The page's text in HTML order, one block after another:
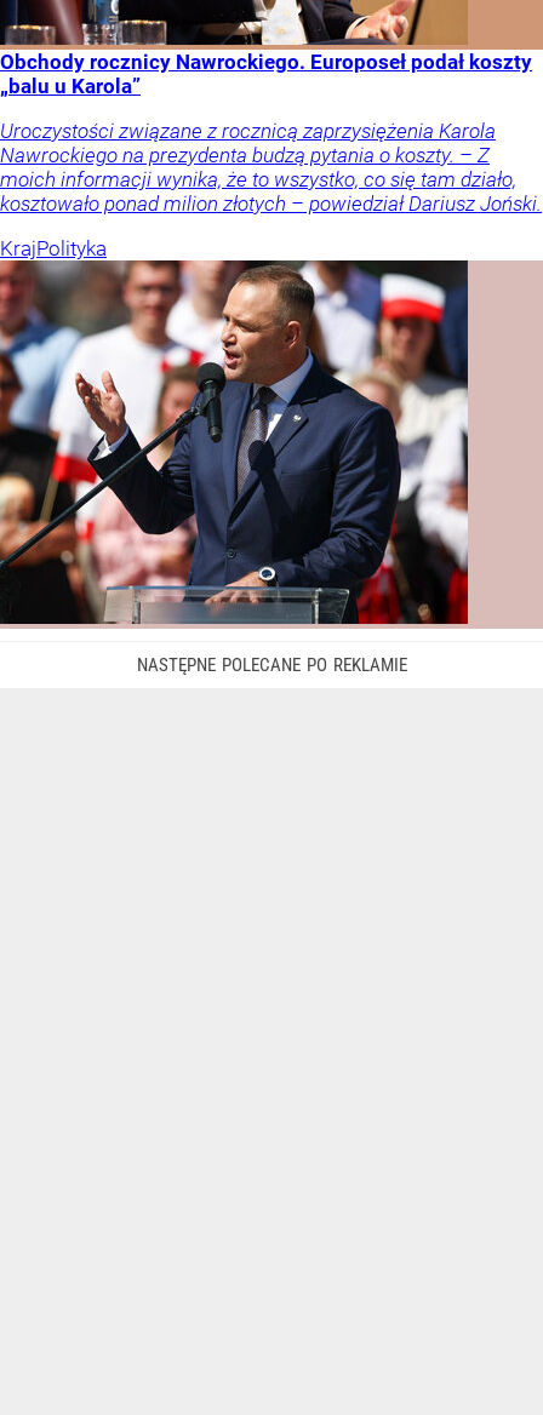
Obchody rocznicy Nawrockiego. Europoseł podał koszty
„balu u Karola”
Uroczystości związane z rocznicą zaprzysiężenia Karola
Nawrockiego na prezydenta budzą pytania o koszty. – Z
moich informacji wynika, że to wszystko, co się tam działo,
kosztowało ponad milion złotych – powiedział Dariusz Joński.
KrajPolityka